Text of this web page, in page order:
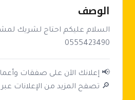
الوصف
0555423490
🔎 تصفح المزيد من الإعلانات عبر dealsandbusiness.com